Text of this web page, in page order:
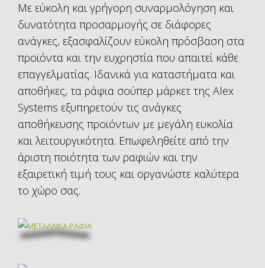
Με εύκολη και γρήγορη συναρμολόγηση και
δυνατότητα προσαρμογής σε διάφορες
ανάγκες, εξασφαλίζουν εύκολη πρόσβαση στα
προϊόντα και την ευχρηστία που απαιτεί κάθε
επαγγελματίας. Ιδανικά για καταστήματα και
αποθήκες, τα ράφια σούπερ μάρκετ της Alex
Systems εξυπηρετούν τις ανάγκες
αποθήκευσης προϊόντων με μεγάλη ευκολία
και λειτουργικότητα. Επωφεληθείτε από την
άριστη ποιότητα των ραφιών και την
εξαιρετική τιμή τους και οργανώστε καλύτερα
το χώρο σας.